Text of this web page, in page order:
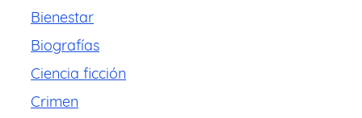
Bienestar
Biografías
Ciencia ficción
Crimen